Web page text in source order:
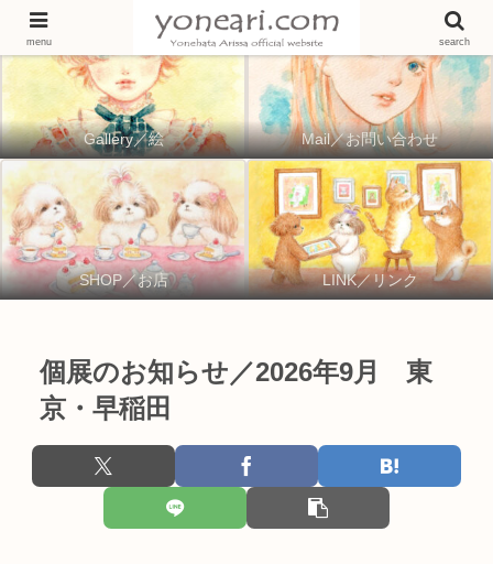
Gallery／絵 Mail／お問い合わせ
SHOP／お店 LINK／リンク
個展のお知らせ／2026年9月 東
京・早稲田
menu search